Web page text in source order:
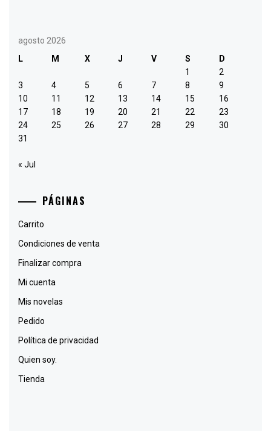
agosto 2026
L
M X J V S
D
1
2
3
4 5 6 7 8
9
10
11 12 13 14 15
16
17
18 19 20 21 22
23
24
25 26 27 28 29
30
31
« Jul
PÁGINAS
Carrito
Condiciones de venta
Finalizar compra
Mi cuenta
Mis novelas
Pedido
Política de privacidad
Quien soy.
Tienda